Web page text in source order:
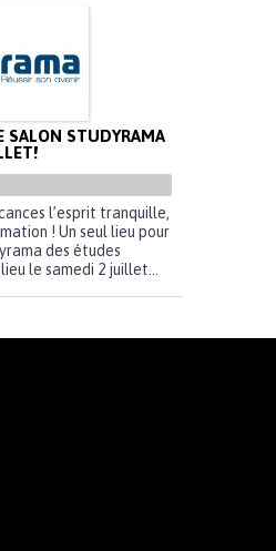
SALON STUDYRAMA
l’esprit tranquille,
! Un seul lieu pour
des études
le samedi 2 juillet...